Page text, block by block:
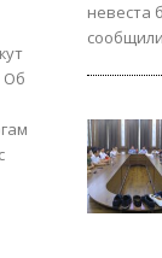
невеста